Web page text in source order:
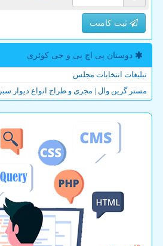
ثبت کامنت
دوستان پی اچ پی و جی كوئری
تبلیغات انتخابات مجلس
مستر گرین وال | مجری و طراح انواع دیوار سبز